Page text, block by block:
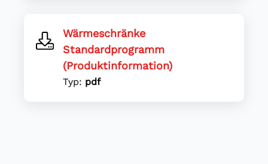
Wärmeschränke
Standardprogramm
(Produktinformation)
Typ: pdf